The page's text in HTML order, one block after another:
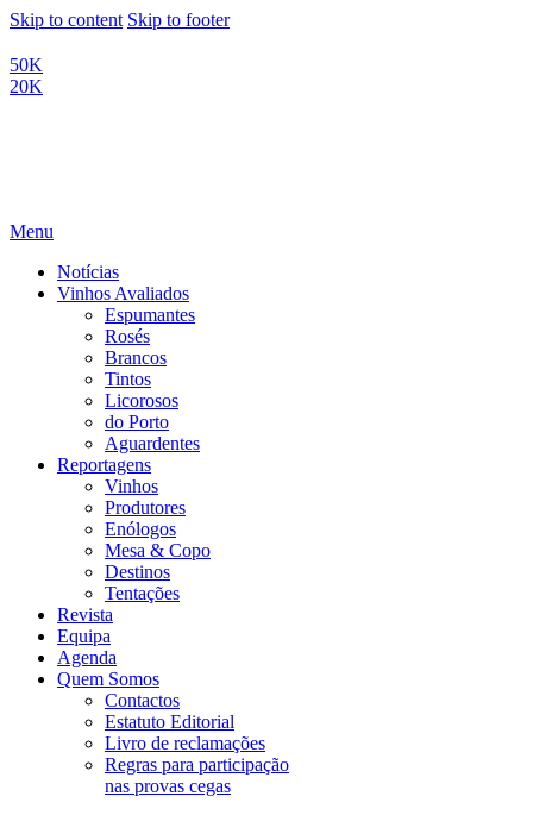
Skip to content Skip to footer
50K
20K
Menu
Notícias
Vinhos Avaliados
Espumantes
Rosés
Brancos
Tintos
Licorosos
do Porto
Aguardentes
Reportagens
Vinhos
Produtores
Enólogos
Mesa & Copo
Destinos
Tentações
Revista
Equipa
Agenda
Quem Somos
Contactos
Estatuto Editorial
Livro de reclamações
Regras para participação
nas provas cegas